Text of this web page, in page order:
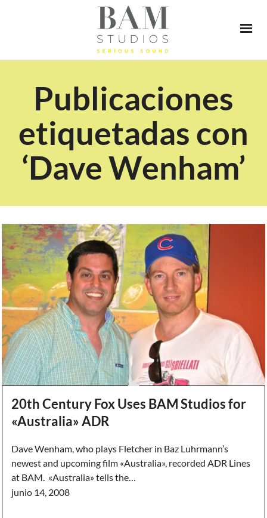
Publicaciones
etiquetadas con
‘Dave Wenham’
20th Century Fox Uses BAM Studios for
«Australia» ADR
Dave Wenham, who plays Fletcher in Baz Luhrmann’s
newest and upcoming film «Australia», recorded ADR Lines
at BAM. «Australia» tells the…
junio 14, 2008